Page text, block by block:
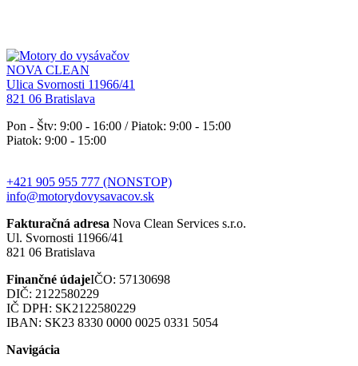
NOVA CLEAN
Ulica Svornosti 11966/41
821 06 Bratislava
Pon - Štv: 9:00 - 16:00 / Piatok: 9:00 - 15:00
Piatok: 9:00 - 15:00
+421 905 955 777 (NONSTOP)
info@motorydovysavacov.sk
Fakturačná adresa Nova Clean Services s.r.o.
Ul. Svornosti 11966/41
821 06 Bratislava
Finančné údajeIČO: 57130698
DIČ: 2122580229
IČ DPH: SK2122580229
IBAN: SK23 8330 0000 0025 0331 5054
Navigácia